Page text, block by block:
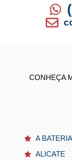
CONHEÇA
A BATERIA
ALICATE